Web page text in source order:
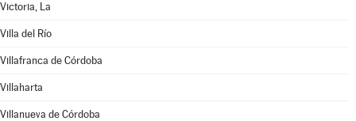
Victoria, La
Villa del Río
Villafranca de Córdoba
Villaharta
Villanueva de Córdoba